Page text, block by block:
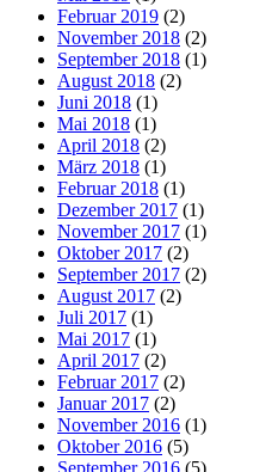
Februar 2019 (2)
November 2018 (2)
September 2018 (1)
August 2018 (2)
Juni 2018 (1)
Mai 2018 (1)
April 2018 (2)
März 2018 (1)
Februar 2018 (1)
Dezember 2017 (1)
November 2017 (1)
Oktober 2017 (2)
September 2017 (2)
August 2017 (2)
Juli 2017 (1)
Mai 2017 (1)
April 2017 (2)
Februar 2017 (2)
Januar 2017 (2)
November 2016 (1)
Oktober 2016 (5)
September 2016 (5)